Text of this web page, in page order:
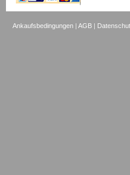
Ankaufsbedingungen |AGB |